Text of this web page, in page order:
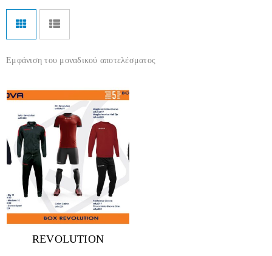
Εμφάνιση του μοναδικού αποτελέσματος
REVOLUTION